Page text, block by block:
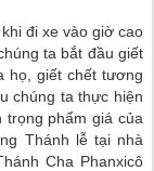
đi xe vào giờ cao
ta bắt đầu giết
họ, giết chết tương
chúng ta thực hiện
phẩm giá của
Thánh lễ tại nhà
Cha Phanxicô